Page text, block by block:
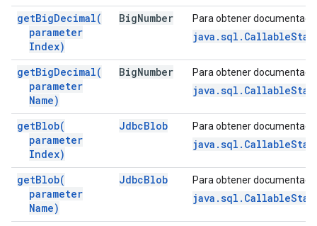
getBigDecimal(
parameter
Index)
BigNumber Para obtener
getBigDecimal(
parameter
Name)
BigNumber Para obtener
getBlob(
parameter
Index)
JdbcBlob Para obtener
getBlob(
parameter
Name)
JdbcBlob Para obtener